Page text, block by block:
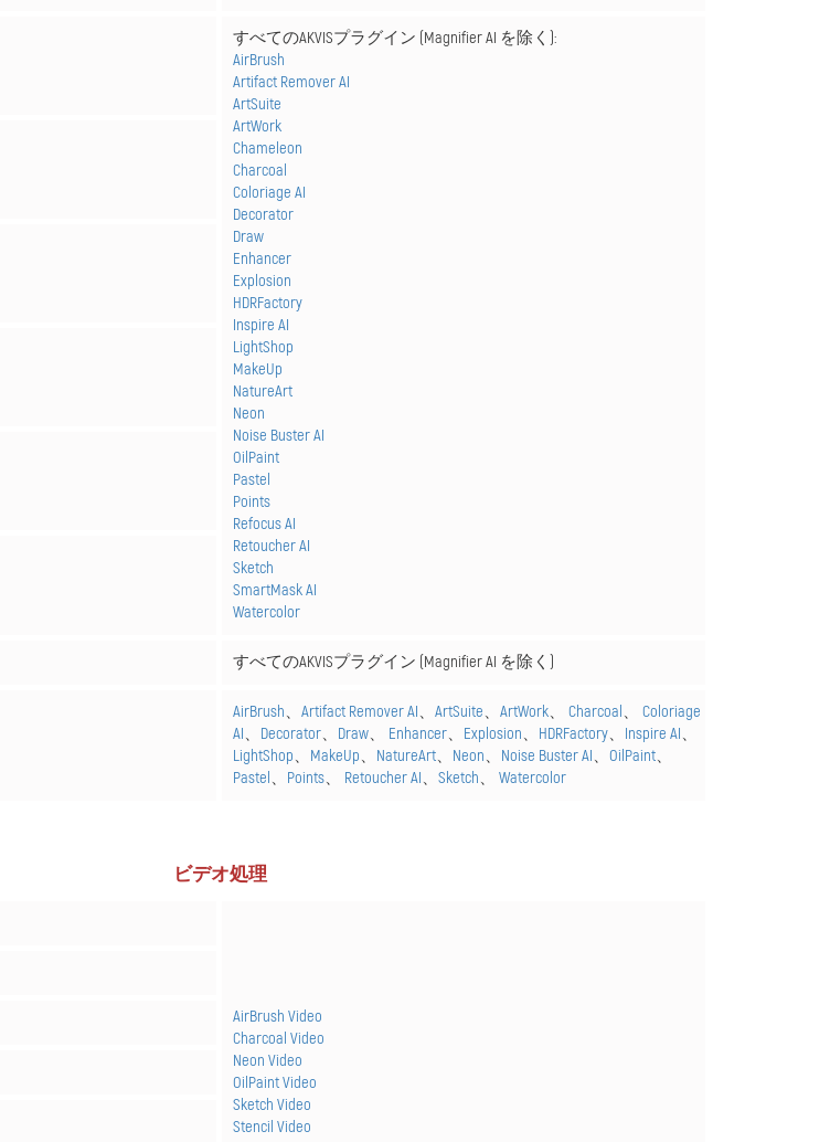
すべてのAKVISプラグイン (Magnifier AI を除く):
AirBrush
Artifact Remover AI
ArtSuite
ArtWork
Chameleon
Charcoal
Coloriage AI
Decorator
Draw
Enhancer
Explosion
HDRFactory
Inspire AI
LightShop
MakeUp
NatureArt
Neon
Noise Buster AI
OilPaint
Pastel
Points
Refocus AI
Retoucher AI
Sketch
SmartMask AI
Watercolor
すべてのAKVISプラグイン (Magnifier AI を除く)
AirBrush、Artifact Remover AI、ArtSuite、ArtWork、Charcoal、Coloriage
AI、 Decorator、 Draw、 Enhancer、 Explosion、 HDRFactory、 Inspire AI、
LightShop、 MakeUp、 NatureArt、 Neon、 Noise Buster AI、OilPaint、
Pastel、 Points、 Retoucher AI、Sketch、Watercolor
ビデオ処理
AirBrush Video
Charcoal Video
Neon Video
OilPaint Video
Sketch Video
Stencil Video